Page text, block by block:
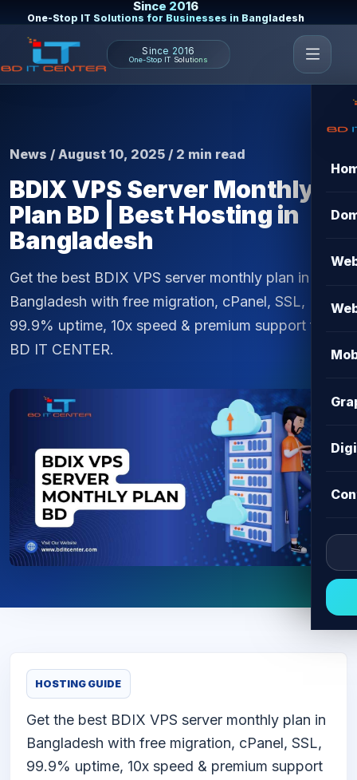
Since 2016
One-Stop IT Solutions for Businesses in Bangladesh
Since 2016
One-Stop IT Solutions
News / August 10, 2025 / 2 min read
BDIX VPS Server Monthly
Plan BD | Best Hosting in
Bangladesh
Get the best BDIX VPS server monthly plan in
Bangladesh with free migration, cPanel, SSL,
99.9% uptime, 10x speed & premium support from
BD IT CENTER.
HOSTING GUIDE
Get the best BDIX VPS server monthly plan in
Bangladesh with free migration, cPanel, SSL,
99.9% uptime, 10x speed & premium support